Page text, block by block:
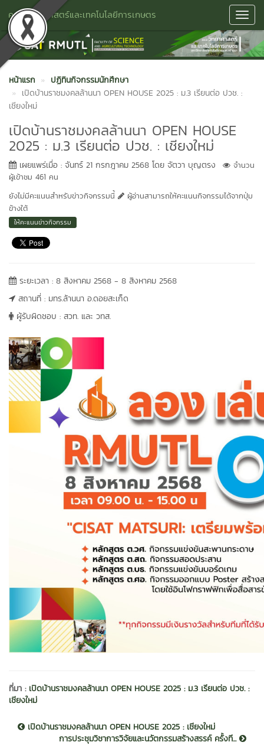
คณะวิทยาศาสตร์และเทคโนโลยีการเกษตร
หน้าแรก
ปฏิทินกิจกรรมนักศึกษา
เปิดบ้านราชมงคลล้านนา OPEN HOUSE 2025 : ม.3 เรียนต่อ ปวช. :
เชียงใหม่
เปิดบ้านราชมงคลล้านนา OPEN HOUSE
2025 : ม.3 เรียนต่อ ปวช. : เชียงใหม่
เผยแพร่เมื่อ : จันทร์ 21 กรกฎาคม 2568 โดย จัตวา บุญตรง
จำนวน
ผู้เข้าชม 461 คน
ยังไม่มีคะแนนสำหรับข่าวกิจกรรมนี้
ผู้อ่านสามารถให้คะแนนกิจกรรมได้จากปุ่ม
ข้างใต้
ให้คะแนนข่าวกิจกรรม
ระยะเวลา : 8 สิงหาคม 2568 - 8 สิงหาคม 2568
สถานที่ : มทร.ล้านนา อ.ดอยสะเก็ด
ผู้รับผิดชอบ : สวท. และ วทส.
ที่มา : เปิดบ้านราชมงคลล้านนา OPEN HOUSE 2025 : ม.3 เรียนต่อ ปวช. :
เชียงใหม่
เปิดบ้านราชมงคลล้านนา OPEN HOUSE 2025 : เชียงใหม่
การประชุมวิชาการวิจัยและนวัตกรรมสร้างสรรค์ ครั้งที...